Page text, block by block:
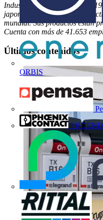
ORBIS
Industries LTD. Fundada en
japonesas que desarrolla su
mundial. Sus productos están
Cuenta con más de 41.653
Últimos contenidos